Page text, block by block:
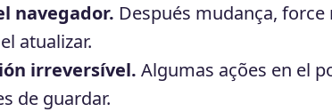
navegador. Después mudança, force
atualizar.
irreversível. Algumas ações en el
de guardar.